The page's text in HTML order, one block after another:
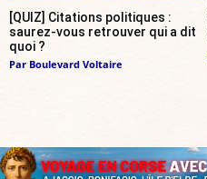
[QUIZ] Citations politiques :
saurez-vous retrouver qui a dit
quoi ?
Par Boulevard Voltaire